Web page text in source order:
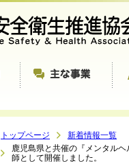
トップページ
新着情報一覧
鹿児島県と共催の『メンタル
師として開催しました。